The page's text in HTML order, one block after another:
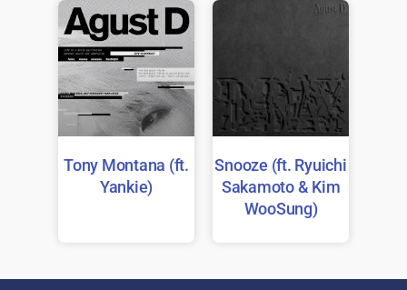
Tony Montana (ft.
Yankie)
Snooze (ft. Ryuichi
Sakamoto & Kim
WooSung)